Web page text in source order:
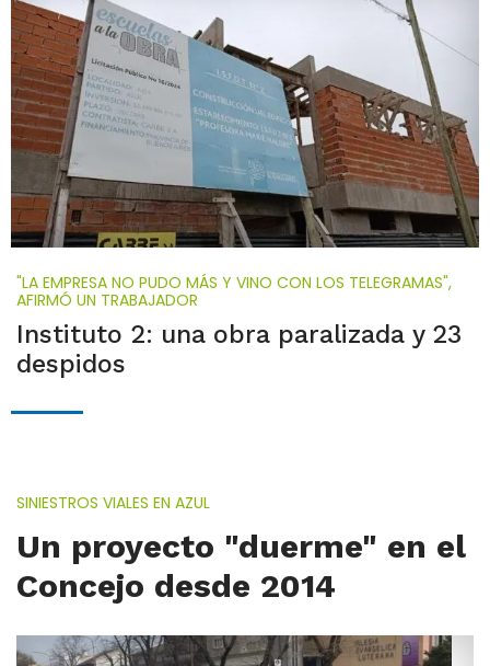
"LA EMPRESA NO PUDO MÁS Y VINO CON LOS TELEGRAMAS",
AFIRMÓ UN TRABAJADOR
Instituto 2: una obra paralizada y 23
despidos
SINIESTROS VIALES EN AZUL
Un proyecto "duerme" en el
Concejo desde 2014